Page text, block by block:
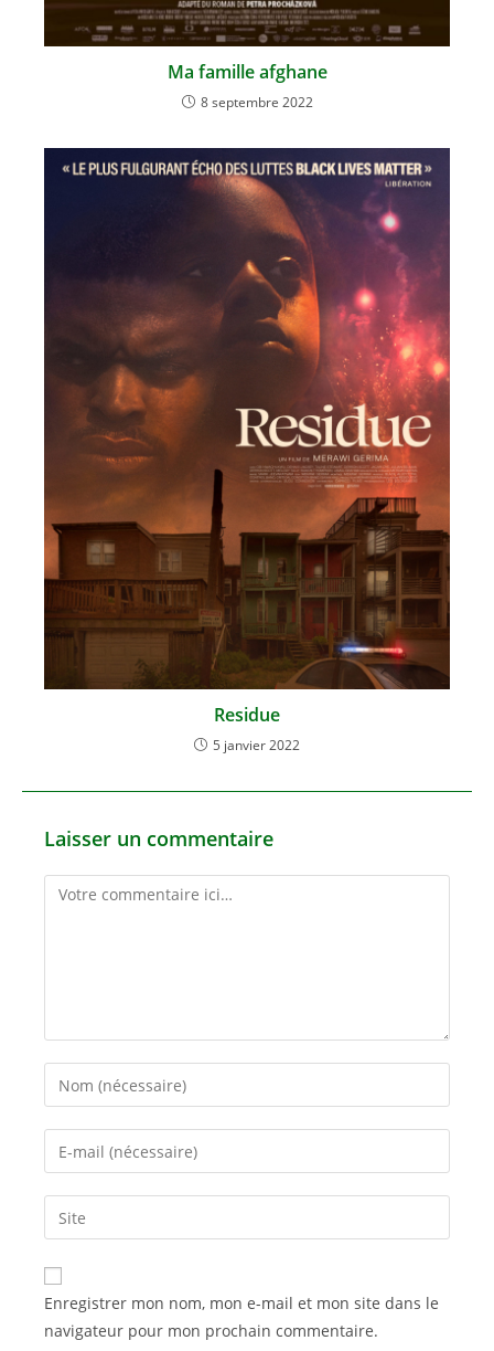
Ma famille afghane
8 septembre 2022
Residue
5 janvier 2022
Laisser un commentaire
Comment
Enter
your
name
comment
Enter
your
email
address
comment
Saisir
l’URL
de
votre
(facultatif)
Enregistrer mon nom, mon e-mail et mon site dans le
navigateur pour mon prochain commentaire.